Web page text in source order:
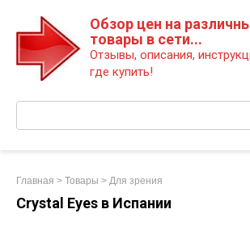
Обзор цен на
товары в сети...
Отзывы, описания,
где купить!
Главная > Товары > Для зрения
Crystal Eyes в Испании